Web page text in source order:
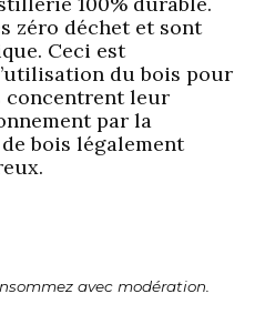
zéro déchet et sont
Ceci est
du bois pour
concentrent leur
par la
bois légalement
avec modération.